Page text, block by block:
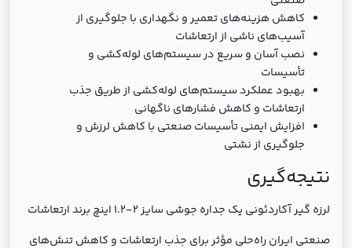
کاهش هزینه‌های تعمیر و نگهداری با جلوگیری از
آسیب‌های ناشی از ارتعاشات
نصب آسان و سریع در سیستم‌های لوله‌کشی و
تأسیسات
بهبود عملکرد سیستم‌های لوله‌کشی از طریق جذب
ارتعاشات و کاهش فشارهای ناگهانی
افزایش ایمنی تأسیسات صنعتی با کاهش لرزش و
جلوگیری از نشتی
نتیجه‌گیری
لرزه گیر آکاردئونی یک جداره جوشی سایز 2-1.2 اینچ برند ارتعاشات
صنعتی ایران راه‌حلی مؤثر برای جذب ارتعاشات و کاهش تنش‌های